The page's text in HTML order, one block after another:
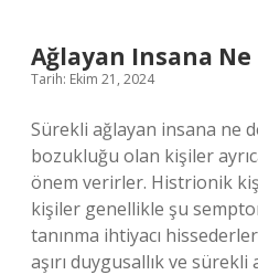
Ağlayan Insana
Tarih: Ekim 21, 2024
Sürekli ağlayan insana ne
bozukluğu olan kişiler
önem verirler. Histrionik
kişiler genellikle şu
tanınma ihtiyacı
aşırı duygusallık ve